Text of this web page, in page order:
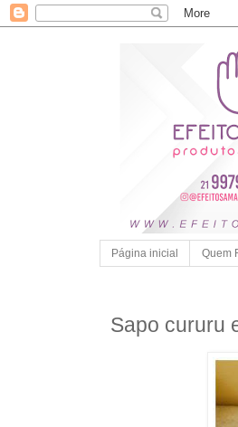
Página inicial Quem
Sapo cururu